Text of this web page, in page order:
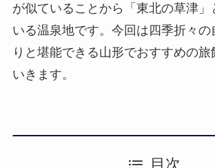
が似ていることから「東北の草津」
いる温泉地です。今回は四季折々の
りと堪能できる山形でおすすめの旅
いきます。
目次